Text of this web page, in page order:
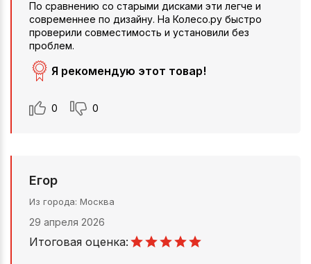
По сравнению со старыми дисками эти легче и
современнее по дизайну. На Колесо.ру быстро
проверили совместимость и установили без
проблем.
Я рекомендую этот товар!
0 0
Егор
Из города Москва
29 апреля 2026
Итоговая оценка: